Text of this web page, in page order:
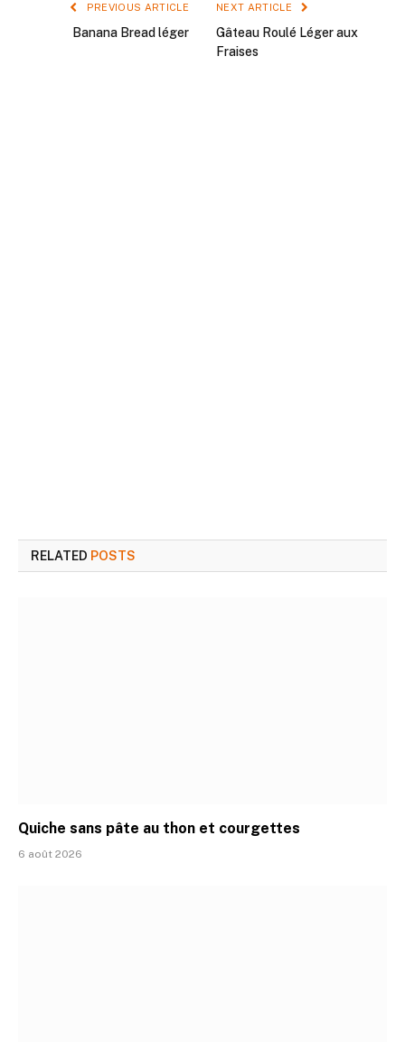
PREVIOUS ARTICLE
Banana Bread léger
NEXT ARTICLE
Gâteau Roulé Léger aux
Fraises
RELATED POSTS
Quiche sans pâte au thon et courgettes
6 août 2026